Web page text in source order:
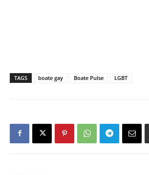
TAGS boate gay Boate Pulse LGBT